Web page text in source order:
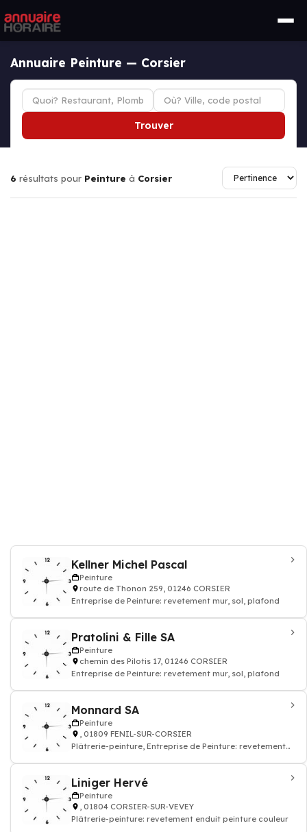
Annuaire Peinture — Corsier
Trouver
6 résultats pour Peinture à Corsier
Kellner Michel Pascal
Peinture
route de Thonon 259, 01246 CORSIER
Entreprise de Peinture: revetement mur, sol, plafond
Pratolini & Fille SA
Peinture
chemin des Pilotis 17, 01246 CORSIER
Entreprise de Peinture: revetement mur, sol, plafond
Monnard SA
Peinture
, 01809 FENIL-SUR-CORSIER
Plâtrerie-peinture, Entreprise de Peinture: revetement
Liniger Hervé
Peinture
, 01804 CORSIER-SUR-VEVEY
Plâtrerie-peinture: revetement enduit peinture couleur